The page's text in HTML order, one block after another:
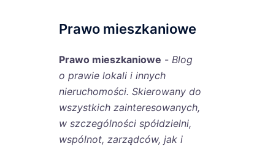
Prawo mieszkaniowe
Prawo mieszkaniowe - Blog
o prawie lokali i innych
nieruchomości. Skierowany do
wszystkich zainteresowanych,
w szczególności spółdzielni,
wspólnot, zarządców, jak i